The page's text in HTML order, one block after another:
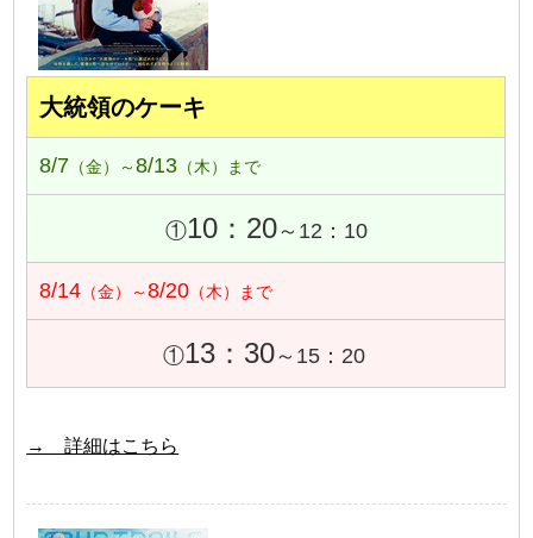
大統領のケーキ
8/7 （金）～8/13 （木）まで
①10：20～12：10
8/14 （金）～8/20 （木）まで
①13：30～15：20
→ 詳細はこちら